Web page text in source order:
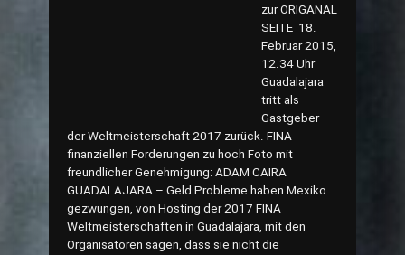
zur ORIGANAL
SEITE 18.
Februar 2015,
12.34 Uhr
Guadalajara
tritt als
Gastgeber
der Weltmeisterschaft 2017 zurück. FINA
finanziellen Forderungen zu hoch Foto mit
freundlicher Genehmigung: ADAM CAIRA
GUADALAJARA – Geld Probleme haben Mexiko
gezwungen, von Hosting der 2017 FINA
Weltmeisterschaften in Guadalajara, mit den
Organisatoren sagen, dass sie nicht die